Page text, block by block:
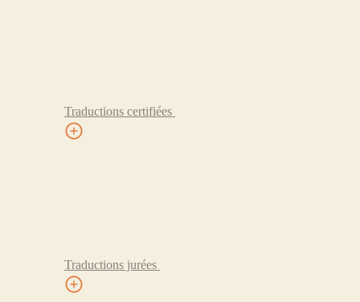
Traductions certifiées
Traductions jurées